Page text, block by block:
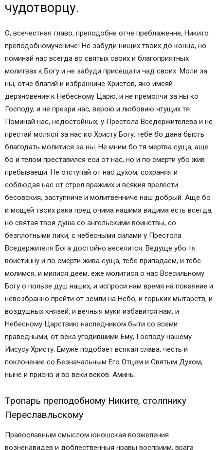
Кондак 11
Кондак 12
Икос 12
Кондак 13
Молитва преподобному Никите Столпнику,
Переславскому чудотворцу
чудотворцу.
О, всечестная главо, преподобне отче преблаженне, Никито
преподобномучениче! Не забуди нищих твоих до конца, но
поминай нас всегда во святых своих и благоприятных
молитвах к Богу и не забуди присещати чад своих. Моли за
ны, отче благий и избранниче Христов, яко имеяй
дерзновение к Небесному Царю, и не премолчи за ны ко
Господу, и не презри нас, верою и любовию чтущих тя.
Поминай нас, недостойных, у Престола Вседержителева и не
престай моляся за нас ко Христу Богу: тебе бо дана бысть
благодать молитися за ны. Не мним бо тя мертва суща, аще
бо и телом преставился еси от нас, но и по смерти убо жив
пребываеши. Не отступай от нас духом, сохраняя и
соблюдая нас от стрел вражиих и всякия прелести
бесовския, заступниче и молитвенниче наш добрый. Аще бо
и мощей твоих рака пред очима нашима видима есть всегда,
но святая твоя душа со ангельскими воинствы, со
безплотными лики, с небесными силами у Престола
Вседержителя Бога достойно веселится. Ведуще убо тя
воистинну и по смерти жива суща, тебе припадаем, и тебе
молимся, и милися деем, еже молитися о нас Всесильному
Богу о пользе душ наших, и испроси нам время на покаяние и
невозбранно прейти от земли на Небо, и горьких мытарств, и
воздушных князей, и вечныя муки избавится нам, и
Небесному Царствию наследником быти со всеми
праведными, от века угодившими Ему, Господу нашему
Иисусу Христу. Емуже подобает всякая слава, честь и
поклонение со Безначальным Его Отцем и Святым Духом,
ныне и присно и во веки веков. Аминь.
Тропарь преподобному Никите, столпнику
Переславльскому
Православным смыслом юношская возжеления
возненавидев и доблественныя нравы восприим, врага